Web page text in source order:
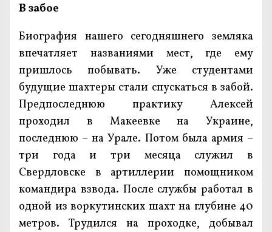
В забое
Биография нашего сегодняшнего земляка
впечатляет названиями мест, где ему
пришлось побывать. Уже студентами
будущие шахтеры стали спускаться в забой.
Предпоследнюю практику Алексей
проходил в Макеевке на Украине,
последнюю – на Урале. Потом была армия –
три года и три месяца служил в
Свердловске в артиллерии помощником
командира взвода. После службы работал в
одной из воркутинских шахт на глубине 40
метров. Трудился на проходке, добывал